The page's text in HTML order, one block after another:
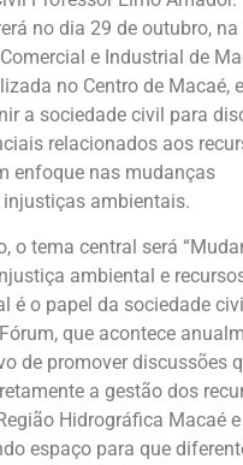
no dia 29 de outubro, na
e Industrial de
no Centro de Macaé, e
a sociedade civil para
relacionados aos
enfoque nas mudanças
ambientais.
o tema central será
ambiental e
é o papel da sociedade
que acontece
de promover discussões
a gestão dos
Hidrográfica Macaé
espaço para que